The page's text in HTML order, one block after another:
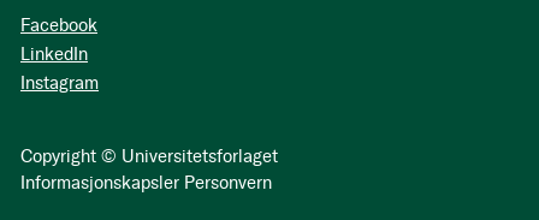
Facebook
LinkedIn
Instagram
Copyright © Universitetsforlaget
Informasjonskapsler Personvern